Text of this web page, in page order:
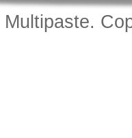
Multipaste.